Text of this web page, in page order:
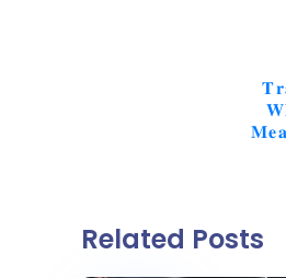
Related Posts